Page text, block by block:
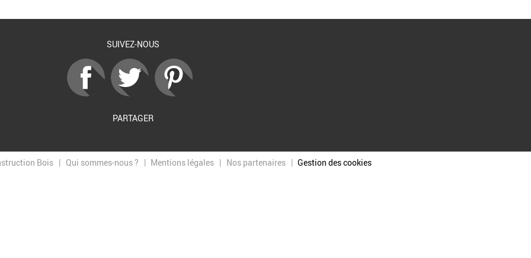
SUIVEZ-NOUS
PARTAGER
Bois Qui sommes-nous ? Mentions légales Nos partenaires Gestion des cookies